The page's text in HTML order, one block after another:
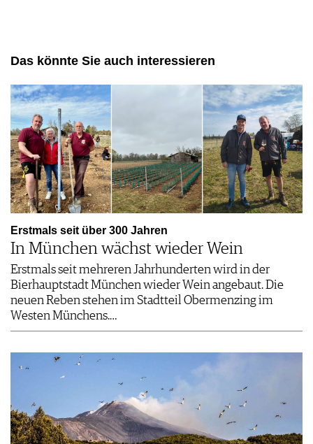
Das könnte Sie auch interessieren
Erstmals seit über 300 Jahren
In München wächst wieder Wein
Erstmals seit mehreren Jahrhunderten wird in der
Bierhauptstadt München wieder Wein angebaut. Die
neuen Reben stehen im Stadtteil Obermenzing im
Westen Münchens.…